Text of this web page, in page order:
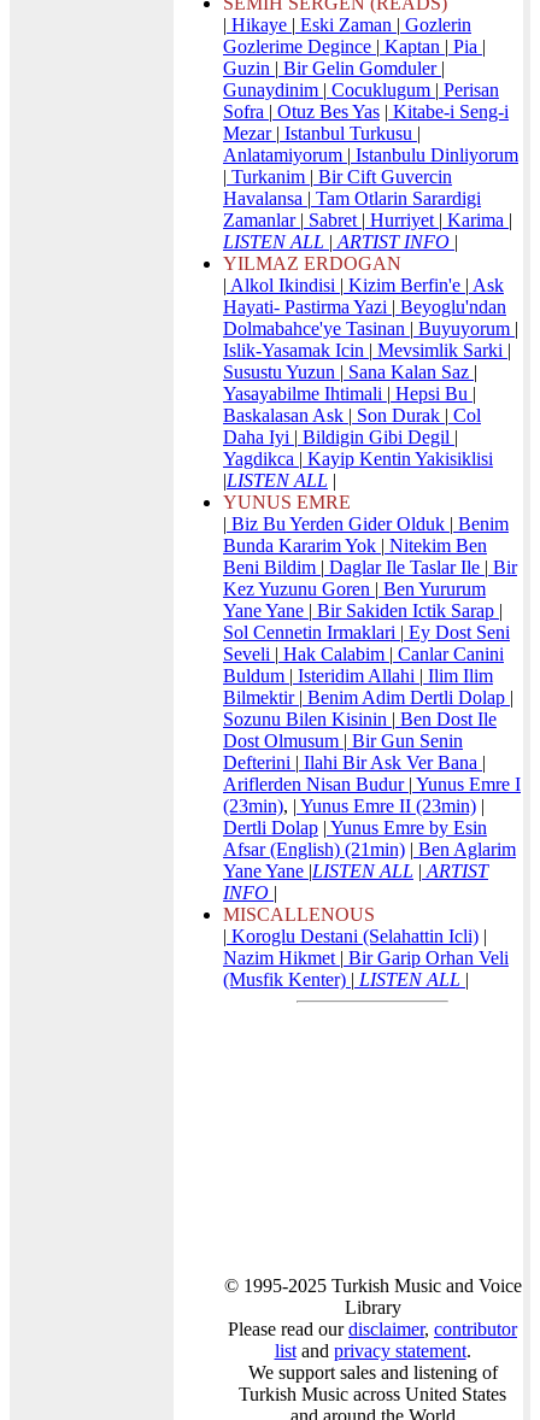
| Hikaye | Eski Zaman | Gozlerin
Gozlerime Degince | Kaptan | Pia |
Guzin | Bir Gelin Gomduler |
Gunaydinim | Cocuklugum | Perisan
Sofra | Otuz Bes Yas | Kitabe-i Seng-i
Mezar | Istanbul Turkusu |
Anlatamiyorum | Istanbulu Dinliyorum
| Turkanim | Bir Cift Guvercin
Havalansa | Tam Otlarin Sarardigi
Zamanlar | Sabret | Hurriyet | Karima |
LISTEN ALL | ARTIST INFO |
YILMAZ ERDOGAN
| Alkol Ikindisi | Kizim Berfin'e | Ask
Hayati- Pastirma Yazi | Beyoglu'ndan
Dolmabahce'ye Tasinan | Buyuyorum |
Islik-Yasamak Icin | Mevsimlik Sarki |
Susustu Yuzun | Sana Kalan Saz |
Yasayabilme Ihtimali | Hepsi Bu |
Baskalasan Ask | Son Durak | Col
Daha Iyi | Bildigin Gibi Degil |
Yagdikca | Kayip Kentin Yakisiklisi
|LISTEN ALL |
YUNUS EMRE
| Biz Bu Yerden Gider Olduk | Benim
Bunda Kararim Yok | Nitekim Ben
Beni Bildim | Daglar Ile Taslar Ile | Bir
Kez Yuzunu Goren | Ben Yururum
Yane Yane | Bir Sakiden Ictik Sarap |
Sol Cennetin Irmaklari | Ey Dost Seni
Seveli | Hak Calabim | Canlar Canini
Buldum | Isteridim Allahi | Ilim Ilim
Bilmektir | Benim Adim Dertli Dolap |
Sozunu Bilen Kisinin | Ben Dost Ile
Dost Olmusum | Bir Gun Senin
Defterini | Ilahi Bir Ask Ver Bana |
Ariflerden Nisan Budur | Yunus Emre I
(23min), | Yunus Emre II (23min) |
Dertli Dolap | Yunus Emre by Esin
Afsar (English) (21min) | Ben Aglarim
Yane Yane |LISTEN ALL | ARTIST
INFO |
MISCALLENOUS
| Koroglu Destani (Selahattin Icli) |
Nazim Hikmet | Bir Garip Orhan Veli
(Musfik Kenter) | LISTEN ALL |
© 1995-2025 Turkish Music and Voice
Library
Please read ourdisclaimer, contributor
listand privacy statement.
We support sales and listening of
Turkish Music across United States
and around the World